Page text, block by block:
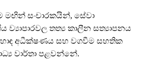
මඟින් සංචාරකයින්, සේවා
තත්‍ය කාලීන සත්‍යාපනය
අධීක්ෂණය සහ වගවීම සහතික
වාර්තා පළවන්නේ.